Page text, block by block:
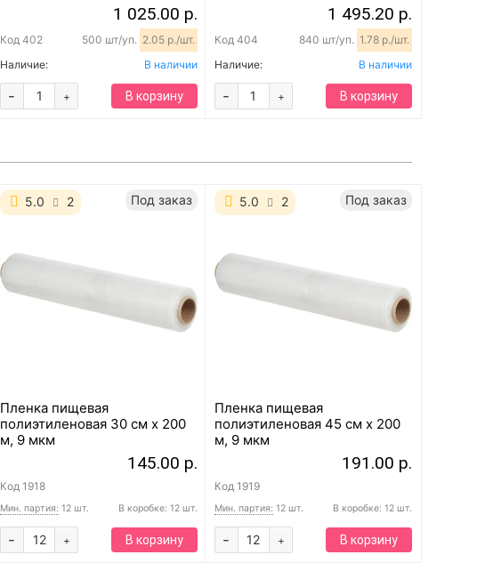
1 025.00 р.
Код 402 500 шт/уп. 2.05 р./шт.
Наличие:
В наличии
+
- В корзину
1 495.20 р.
Код 404 840 шт/уп. 1.78 р./шт.
Наличие:
В наличии
+
- В корзину
5.0 2 Под заказ
Пленка пищевая
полиэтиленовая 30 см x 200
м, 9 мкм
145.00 р.
Код 1918
Мин. партия: 12 шт. В коробке: 12 шт.
+
- В корзину
5.0 2 Под заказ
Пленка пищевая
полиэтиленовая 45 см x 200
м, 9 мкм
191.00 р.
Код 1919
Мин. партия: 12 шт. В коробке: 12 шт.
+
- В корзину